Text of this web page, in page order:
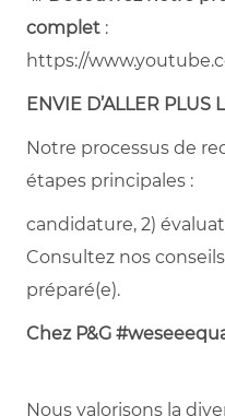
complet :
https://
ENVIE D’ALLER PLUS
Notre processus de
étapes principales :
candidature, 2)
Consultez nos
préparé(e).
Chez P&G
Nous valorisons la